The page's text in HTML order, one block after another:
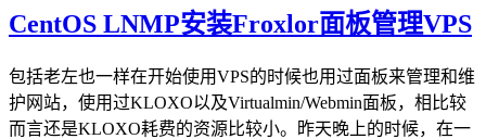
CentOS LNMP安装Froxlor面板管理VPS
包括老左也一样在开始使用VPS的时候也用过面板来管理和维
护网站，使用过KLOXO以及Virtualmin/Webmin面板，相比较
而言还是KLOXO耗费的资源比较小。昨天晚上的时候，在一